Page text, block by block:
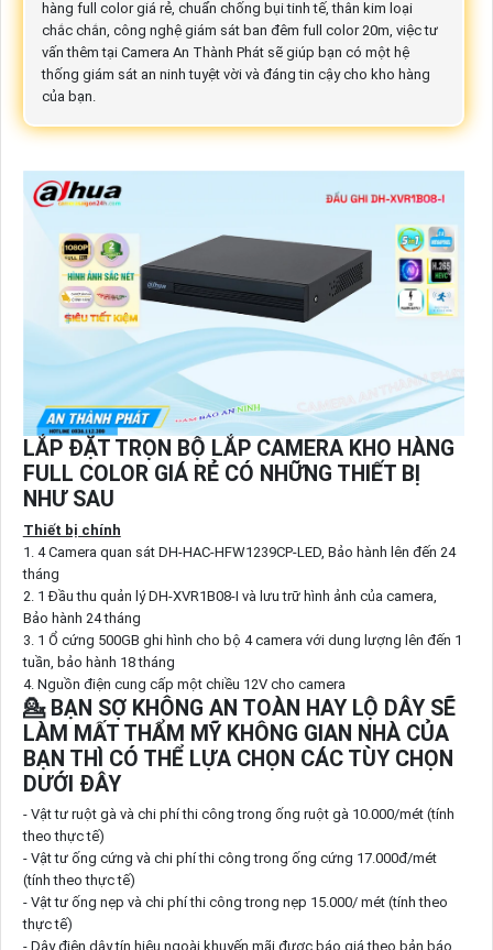
hàng full color giá rẻ, chuẩn chống bụi tinh tế, thân kim loại
chắc chắn, công nghệ giám sát ban đêm full color 20m, việc tư
vấn thêm tại Camera An Thành Phát sẽ giúp bạn có một hệ
thống giám sát an ninh tuyệt vời và đáng tin cậy cho kho hàng
của bạn.
LẮP ĐẶT TRỌN BỘ LẮP CAMERA KHO HÀNG
FULL COLOR GIÁ RẺ CÓ NHỮNG THIẾT BỊ
NHƯ SAU
Thiết bị chính
1. 4 Camera quan sát DH-HAC-HFW1239CP-LED, Bảo hành lên đến 24
tháng
2. 1 Đầu thu quản lý DH-XVR1B08-I và lưu trữ hình ảnh của camera,
Bảo hành 24 tháng
3. 1 Ổ cứng 500GB ghi hình cho bộ 4 camera với dung lượng lên đến 1
tuần, bảo hành 18 tháng
4. Nguồn điện cung cấp một chiều 12V cho camera
💁 BẠN SỢ KHÔNG AN TOÀN HAY LỘ DÂY SẼ
LÀM MẤT THẨM MỸ KHÔNG GIAN NHÀ CỦA
BẠN THÌ CÓ THỂ LỰA CHỌN CÁC TÙY CHỌN
DƯỚI ĐÂY
- Vật tư ruột gà và chi phí thi công trong ống ruột gà 10.000/mét (tính
theo thực tế)
- Vật tư ống cứng và chi phí thi công trong ống cứng 17.000đ/mét
(tính theo thực tế)
- Vật tư ống nẹp và chi phí thi công trong nẹp 15.000/ mét (tính theo
thực tế)
- Dây điện dây tín hiệu ngoài khuyến mãi được báo giá theo bản báo